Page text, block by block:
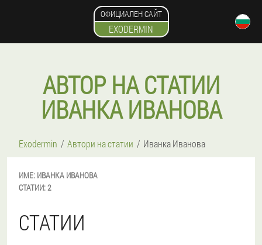
ОФИЦИАЛЕН САЙТ
EXODERMIN
АВТОР НА СТАТИИ
ИВАНКА ИВАНОВА
Exodermin Автори на статии Иванка Иванова
ИМЕ: ИВАНКА ИВАНОВА
СТАТИИ:2
СТАТИИ